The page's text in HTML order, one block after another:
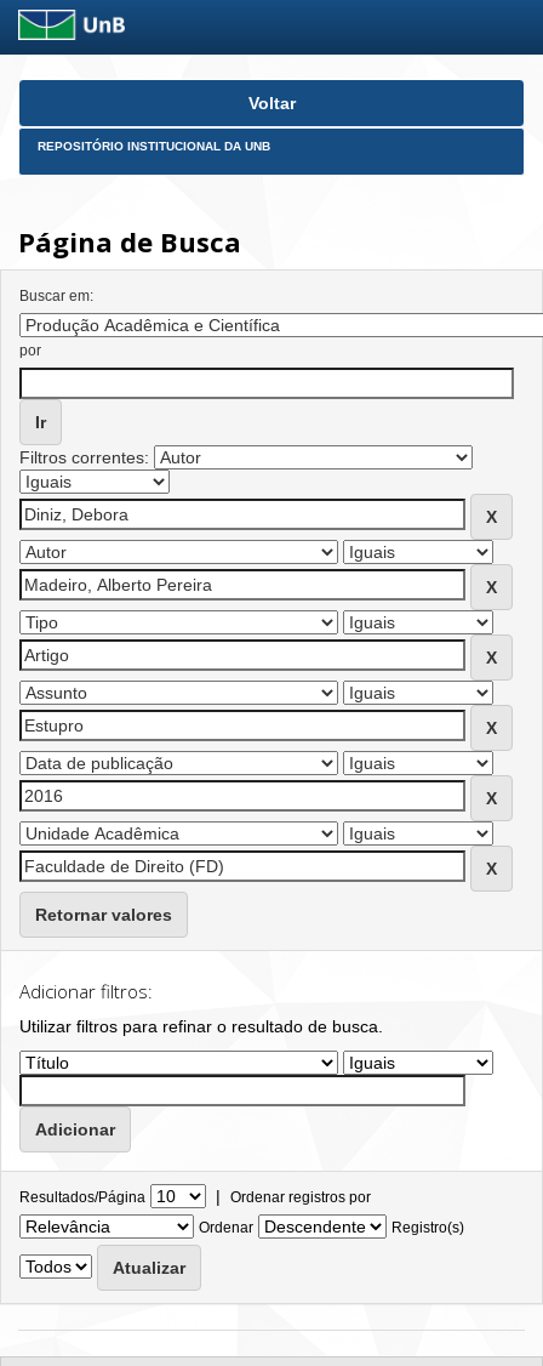
Skip
Voltar
REPOSITÓRIO INSTITUCIONAL DA UNB
Página de Busca
Buscar em:
por
Filtros correntes:
Retornar valores
Adicionar filtros:
Utilizar filtros para refinar o resultado de busca.
Resultados/Página | Ordenar registros por
Ordenar
Registro(s)